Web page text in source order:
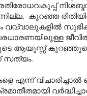
കുറഞ്ഞ
ആയുസ്സ്
സത്യം.
വിചാരിച്ചാൽ
വർദ്ധിച്ചാൽ